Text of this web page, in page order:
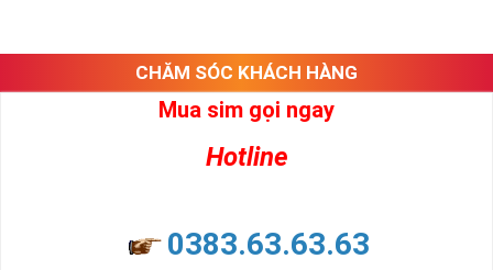
CHĂM SÓC KHÁCH HÀNG
Mua sim gọi ngay
Hotline
0383.63.63.63